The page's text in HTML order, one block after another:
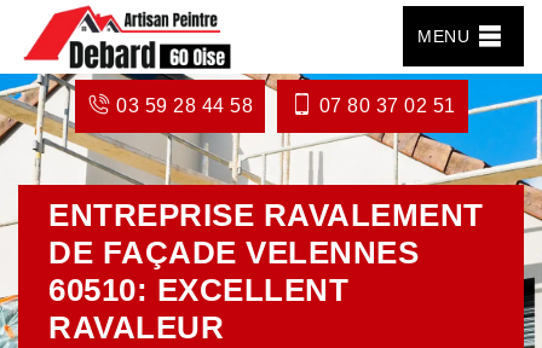
MENU
03 59 28 44 58 07 80 37 02 51
ENTREPRISE RAVALEMENT
DE FAÇADE VELENNES
60510: EXCELLENT
RAVALEUR